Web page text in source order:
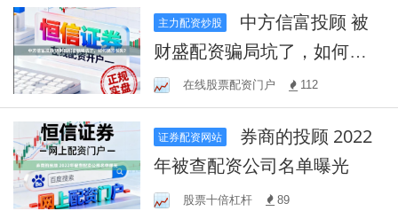
主力配资炒股
财盛配资骗局坑了，如何挽
回损失？
在线股票配资门户 112
证券配资网站
年被查配资公司名单曝光
股票十倍杠杆 89